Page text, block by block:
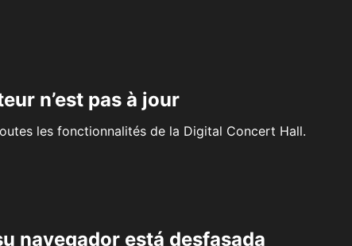
n’est pas à jour
les fonctionnalités de la Digital Concert Hall.
navegador está desfasada